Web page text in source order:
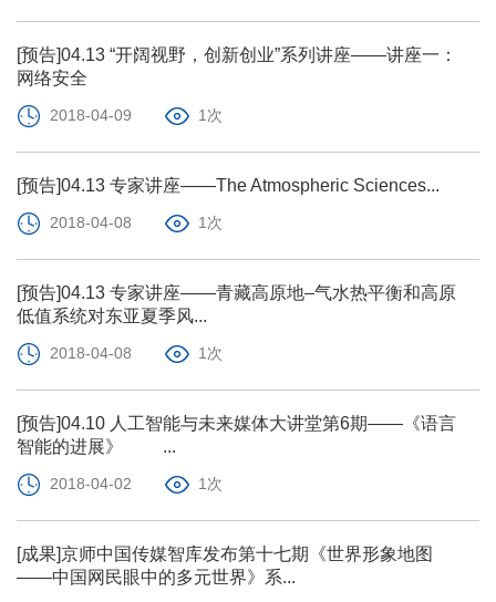
[预告]04.13 “开阔视野，创新创业”系列讲座——讲座一：
网络安全
2018-04-09 1次
[预告]04.13 专家讲座——The Atmospheric Sciences...
2018-04-08 1次
[预告]04.13 专家讲座——青藏高原地–气水热平衡和高原
低值系统对东亚夏季风...
2018-04-08 1次
[预告]04.10 人工智能与未来媒体大讲堂第6期——《语言
智能的进展》 ...
2018-04-02 1次
[成果]京师中国传媒智库发布第十七期《世界形象地图
——中国网民眼中的多元世界》系...